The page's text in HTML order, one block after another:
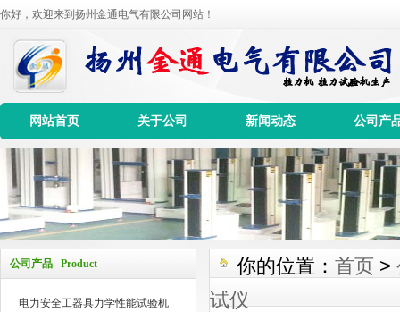
你好，欢迎来到扬州金通电气有限公司网站！
网站首页 关于公司 新闻动态 公司产
公司产品 Product
电力安全工器具力学性能试验机
你的位置： 首页 >
试仪